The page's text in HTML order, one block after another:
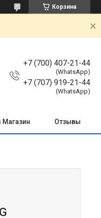
Корзина
+7 (700) 407-21-44
(WhatsApp)
+7 (707) 919-21-44
(WhatsApp)
Магазин Отзывы